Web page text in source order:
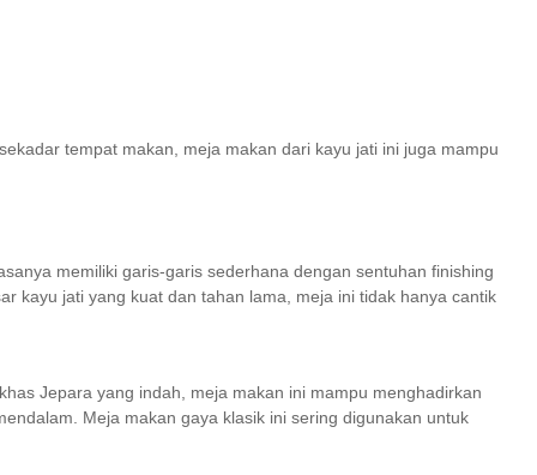
tempat makan, meja makan dari kayu jati ini juga mampu
memiliki garis-garis sederhana dengan sentuhan finishing
kayu jati yang kuat dan tahan lama, meja ini tidak hanya cantik
Jepara yang indah, meja makan ini mampu menghadirkan
Meja makan gaya klasik ini sering digunakan untuk